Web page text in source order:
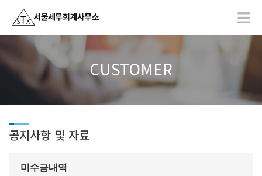
CUSTOMER
공지사항 및 자료
미수금내역